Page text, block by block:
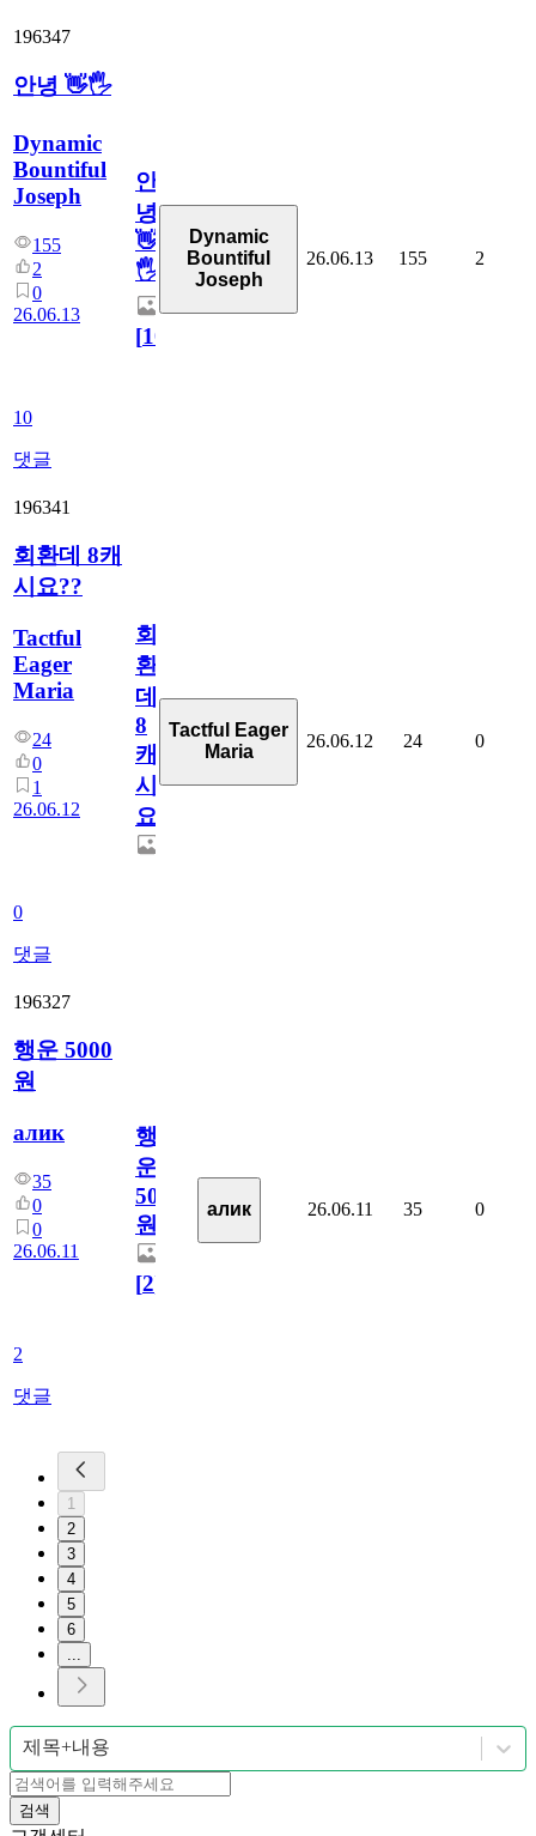
196347
안녕 👋🖐
Dynamic
Bountiful
Joseph
155
2
0
26.06.13
10
댓글
안
녕
👋
🖐
[10
Dynamic
Bountiful
Joseph
26.06.13 155 2
196341
회환데 8캐
시요??
Tactful
Eager
Maria
24
0
1
26.06.12
0
댓글
회
환
데
8
캐
시
요??
Tactful Eager
Maria
26.06.12 24 0
196327
행운 5000
원
алик
35
0
0
26.06.11
2
댓글
행
운
5000
원
[2]
алик 26.06.11 35 0
1
2
3
4
5
6
제목+내용
검색